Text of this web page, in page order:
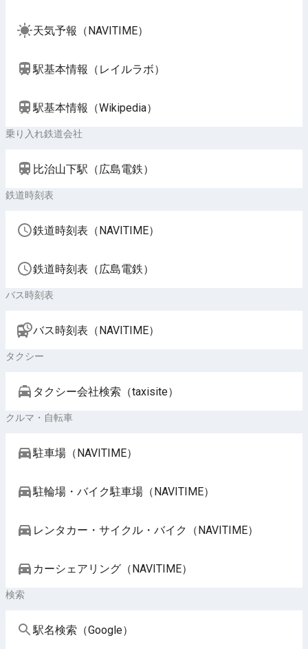
天気予報（NAVITIME）
駅基本情報（レイルラボ）
駅基本情報（Wikipedia）
乗り入れ鉄道会社
比治山下駅（広島電鉄）
鉄道時刻表
鉄道時刻表（NAVITIME）
鉄道時刻表（広島電鉄）
バス時刻表
バス時刻表（NAVITIME）
タクシー
タクシー会社検索（taxisite）
クルマ・自転車
駐車場（NAVITIME）
駐輪場・バイク駐車場（NAVITIME）
レンタカー・サイクル・バイク（NAVITIME）
カーシェアリング（NAVITIME）
検索
駅名検索（Google）